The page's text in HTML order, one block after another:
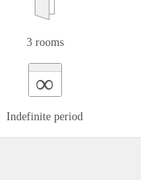
3 rooms
∞
Indefinite period